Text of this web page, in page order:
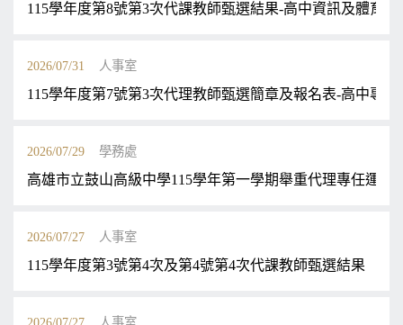
115學年度第8號第3次代課教師甄選結果-高中資訊及體育代
2026/07/31 人事室
115學年度第7號第3次代理教師甄選簡章及報名表-高中專輔
2026/07/29 學務處
高雄市立鼓山高級中學115學年第一學期舉重代理專任運動
2026/07/27 人事室
115學年度第3號第4次及第4號第4次代課教師甄選結果